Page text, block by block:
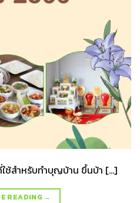
ช้สำหรับทำบุญบ้าน ขึ้นบ้า […]
READING →